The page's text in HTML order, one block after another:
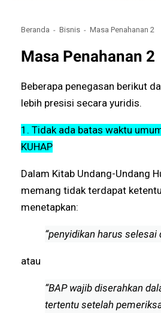
Beranda Bisnis Masa Penahanan 2
Masa Penahanan 2
Beberapa penegasan berikut
lebih presisi secara yuridis.
1. Tidak ada batas waktu
KUHAP
Dalam Kitab Undang-Undang
memang tidak terdapat
menetapkan:
“penyidikan harus selesai
atau
“BAP wajib diserahkan
tertentu setelah